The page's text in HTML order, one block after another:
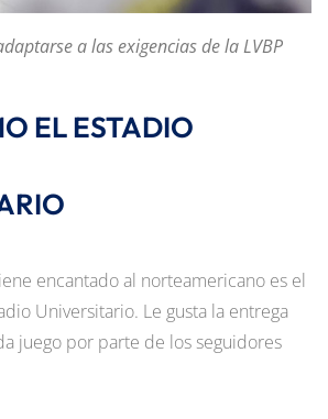
a las exigencias de la LVBP
EL ESTADIO
encantado al norteamericano es el
Universitario. Le gusta la entrega
juego por parte de los seguidores